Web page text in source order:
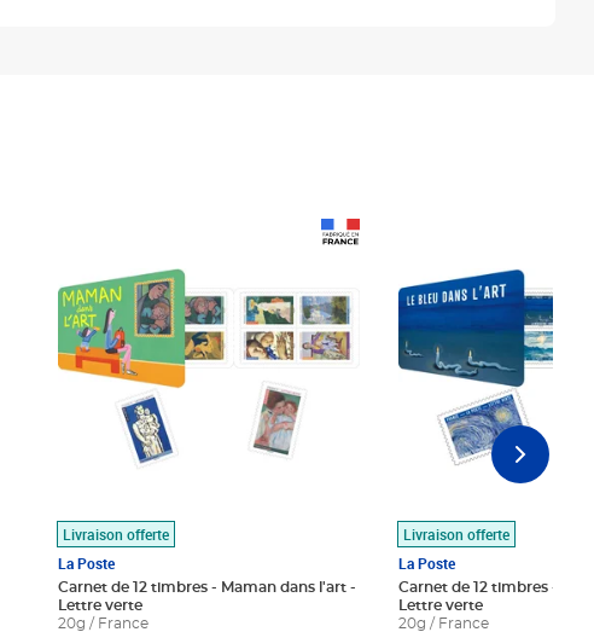
Livraison offerte
La Poste
Carnet de 12 timbres - Maman dans l'art -
Lettre verte
20g / France
Livraison offerte
La Poste
Carnet de 12 timbres - Le
Lettre verte
20g / France